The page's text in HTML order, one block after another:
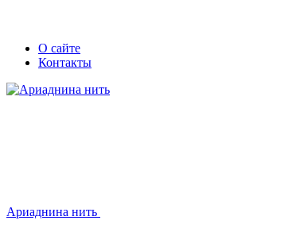
Skip
Secondary
left
navigation
Secondary
right
navigation
О сайте
Контакты
Ариаднина нить